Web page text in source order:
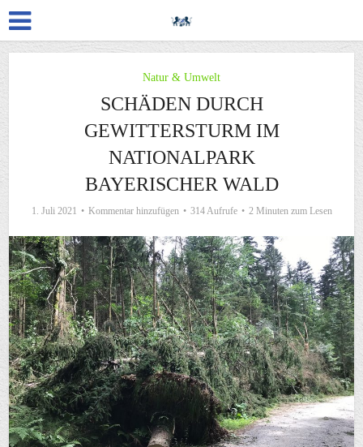
Natur & Umwelt
SCHÄDEN DURCH
GEWITTERSTURM IM
NATIONALPARK
BAYERISCHER WALD
1. Juli 2021 Kommentar hinzufügen 314 Aufrufe 2 Minuten zum Lesen